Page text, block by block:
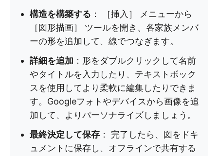
構造を構築する ： ［挿入］ メニューから
［図形描画］ ツールを開き、各家族メンバ
ーの形を追加して、線でつなぎます。
詳細を追加 ：形をダブルクリックして名前
やタイトルを入力したり、テキストボック
スを使用してより柔軟に編集したりできま
す。Googleフォトやデバイスから画像を追
加して、よりパーソナライズしましょう。
最終決定して保存 ： 完了したら、図をドキ
ュメントに保存し、オフラインで共有する